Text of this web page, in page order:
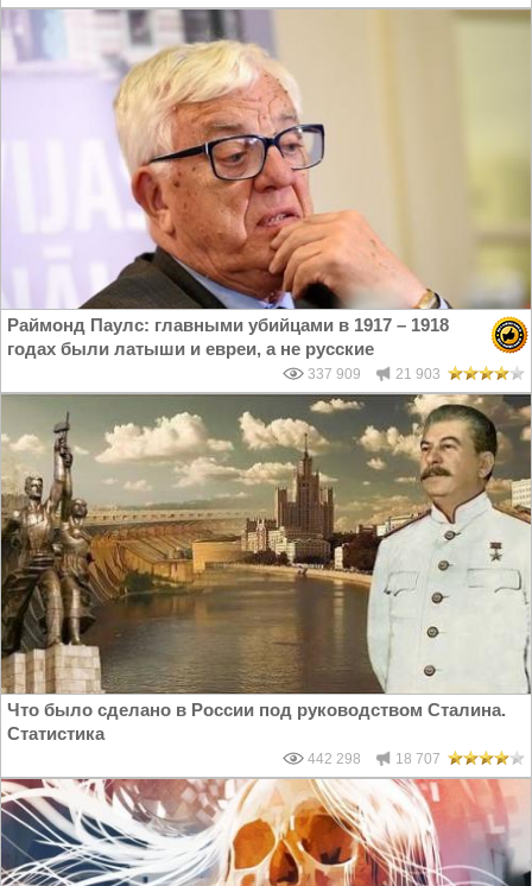
Раймонд Паулс: главными убийцами в 1917 – 1918
годах были латыши и евреи, а не русские
337 909 21 903
Что было сделано в России под руководством Сталина.
Статистика
442 298 18 707